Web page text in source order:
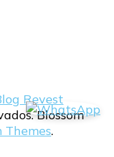
Revest
Blossom
Themes.